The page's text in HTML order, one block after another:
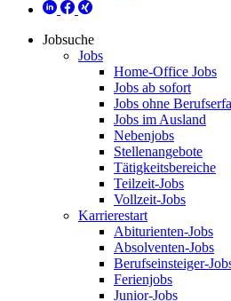
Jobsuche
Jobs
Home-Office Jobs
Jobs ab sofort
Jobs ohne
Jobs im Ausland
Nebenjobs
Stellenangebote
Tätigkeitsbereiche
Teilzeit-Jobs
Vollzeit-Jobs
Karrierestart
Abiturienten-Jobs
Absolventen-Jobs
Berufseinsteiger-
Ferienjobs
Junior-Jobs